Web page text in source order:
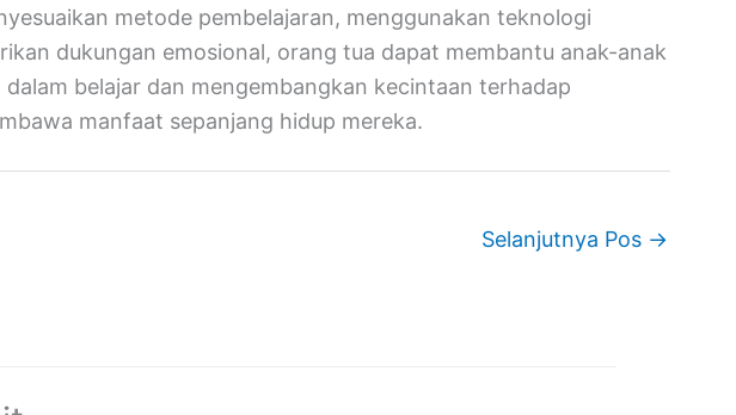
metode pembelajaran, menggunakan teknologi
dukungan emosional, orang tua dapat membantu anak-anak
belajar dan mengembangkan kecintaan terhadap
manfaat sepanjang hidup mereka.
Selanjutnya Pos →